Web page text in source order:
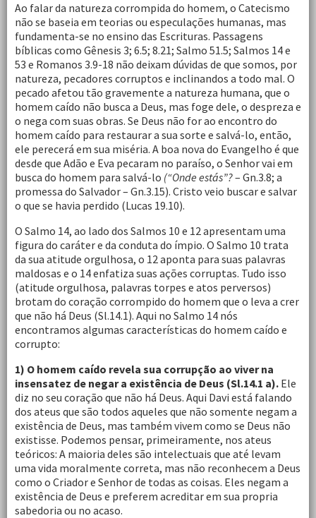
Ao falar da natureza corrompida do homem, o Catecismo
não se baseia em teorias ou especulações humanas, mas
fundamenta-se no ensino das Escrituras. Passagens
bíblicas como Gênesis 3; 6.5; 8.21; Salmo 51.5; Salmos 14 e
53 e Romanos 3.9-18 não deixam dúvidas de que somos, por
natureza, pecadores corruptos e inclinandos a todo mal. O
pecado afetou tão gravemente a natureza humana, que o
homem caído não busca a Deus, mas foge dele, o despreza e
o nega com suas obras. Se Deus não for ao encontro do
homem caído para restaurar a sua sorte e salvá-lo, então,
ele perecerá em sua miséria. A boa nova do Evangelho é que
desde que Adão e Eva pecaram no paraíso, o Senhor vai em
busca do homem para salvá-lo (“Onde estás”?– Gn.3.8; a
promessa do Salvador – Gn.3.15). Cristo veio buscar e salvar
o que se havia perdido (Lucas 19.10).
O Salmo 14, ao lado dos Salmos 10 e 12 apresentam uma
figura do caráter e da conduta do ímpio. O Salmo 10 trata
da sua atitude orgulhosa, o 12 aponta para suas palavras
maldosas e o 14 enfatiza suas ações corruptas. Tudo isso
(atitude orgulhosa, palavras torpes e atos perversos)
brotam do coração corrompido do homem que o leva a crer
que não há Deus (Sl.14.1). Aqui no Salmo 14 nós
encontramos algumas características do homem caído e
corrupto:
1) O homem caído revela sua corrupção ao viver na
insensatez de negar a existência de Deus (Sl.14.1 a). Ele
diz no seu coração que não há Deus. Aqui Davi está falando
dos ateus que são todos aqueles que não somente negam a
existência de Deus, mas também vivem como se Deus não
existisse. Podemos pensar, primeiramente, nos ateus
teóricos: A maioria deles são intelectuais que até levam
uma vida moralmente correta, mas não reconhecem a Deus
como o Criador e Senhor de todas as coisas. Eles negam a
existência de Deus e preferem acreditar em sua propria
sabedoria ou no acaso.